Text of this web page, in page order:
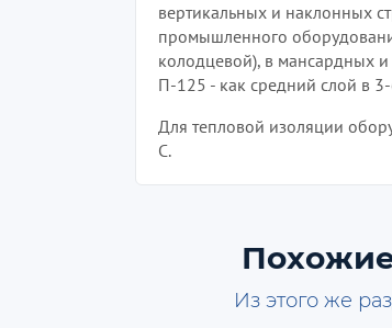
вертикальных и наклонных
промышленного
колодцевой), в мансардных
П-125 - как средний слой в
Для тепловой изоляции
С.
Из этого же